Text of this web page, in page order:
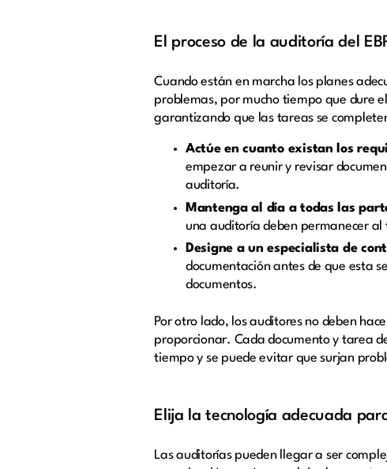
El proceso de la auditoría del
Cuando están en marcha los planes
problemas, por mucho tiempo que dure
garantizando que las tareas se
Actúe en cuanto existan los
empezar a reunir y revisar
auditoría.
Mantenga al día a todas las
una auditoría deben permanecer al
Designe a un especialista de
documentación antes de que esta
documentos.
Por otro lado, los auditores no deben
proporcionar. Cada documento y tarea
tiempo y se puede evitar que surjan
Elija la tecnología adecuada
Las auditorías pueden llegar a ser